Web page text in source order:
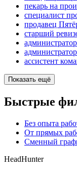
пекарь на
специалист
продавец
старший
ассистент
Показать ещё
Быстрые
Без опыта
От прямых
Сменный
HeadHunter